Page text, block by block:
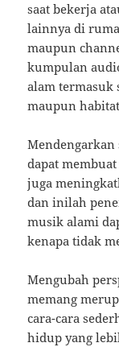
saat bekerja
lainnya di
maupun
kumpulan
alam termasuk
maupun
Mendengarkan
dapat
juga
dan inilah
musik alami
kenapa tidak
Mengubah
memang
cara-cara
hidup yang